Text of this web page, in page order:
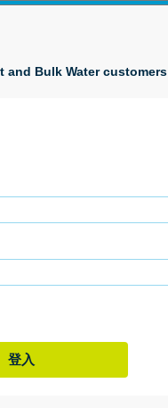
Bulk Water customers
登入